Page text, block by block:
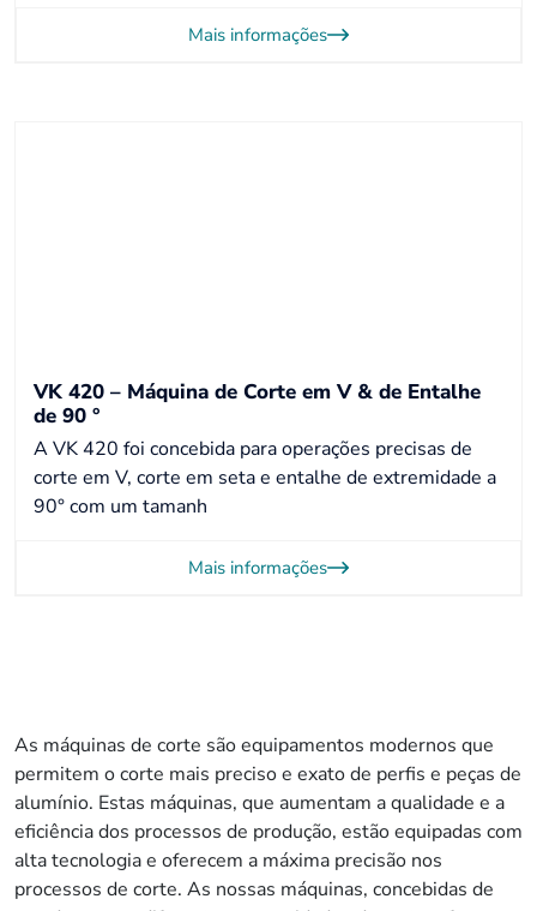
Mais informações
VK 420 – Máquina de Corte em V & de Entalhe
de 90 °
A VK 420 foi concebida para operações precisas de
corte em V, corte em seta e entalhe de extremidade a
90° com um tamanh
Mais informações
As máquinas de corte são equipamentos modernos que
permitem o corte mais preciso e exato de perfis e peças de
alumínio. Estas máquinas, que aumentam a qualidade e a
eficiência dos processos de produção, estão equipadas com
alta tecnologia e oferecem a máxima precisão nos
processos de corte. As nossas máquinas, concebidas de